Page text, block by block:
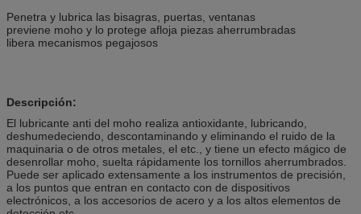
Penetra y lubrica las bisagras, puertas, ventanas
previene moho y lo protege afloja piezas aherrumbradas
libera mecanismos pegajosos
Descripción:
El lubricante anti del moho realiza antioxidante, lubricando,
deshumedeciendo, descontaminando y eliminando el ruido de la
maquinaria o de otros metales, el etc., y tiene un efecto mágico de
desenrollar moho, suelta rápidamente los tornillos aherrumbrados.
Puede ser aplicado extensamente a los instrumentos de precisión,
a los puntos que entran en contacto con de dispositivos
electrónicos, a los accesorios de acero y a los altos elementos de